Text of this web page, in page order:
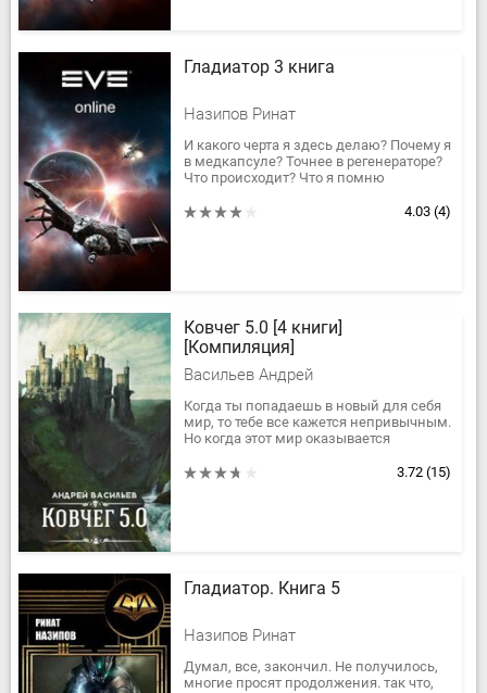
Гладиатор 3 книга
Назипов Ринат
И какого черта я здесь делаю? Почему я
в медкапсуле? Точнее в регенераторе?
Что происходит? Что я помню
от уничтоженной земной...
4.03 (4)
Ковчег 5.0 [4 книги]
[Компиляция]
Васильев Андрей
Когда ты попадаешь в новый для себя
мир, то тебе все кажется непривычным.
Но когда этот мир оказывается
обещали рекламные проспекты, — это...
3.72 (15)
Гладиатор. Книга 5
Назипов Ринат
Думал, все, закончил. Не получилось,
многие просят продолжения. так что,